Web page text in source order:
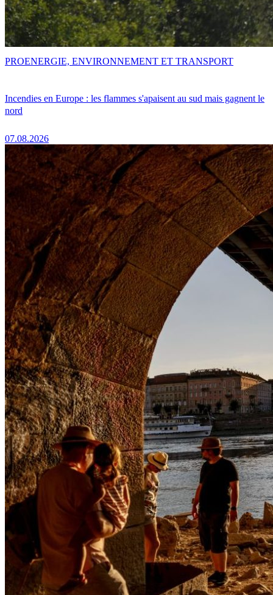
Incendies en Europe : les flammes s'apaisent au sud mais gagnent le
nord
07.08.2026
PROENERGIE, ENVIRONNEMENT ET TRANSPORT